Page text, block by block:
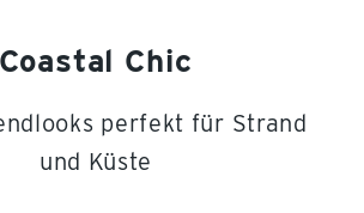
Coastal Chic
perfekt für Strand
und Küste